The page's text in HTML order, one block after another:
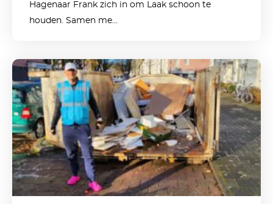
Hagenaar Frank zich in om Laak schoon te
houden. Samen me...